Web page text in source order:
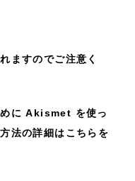
ますのでご注意く
めに Akismet を使っ
法の詳細はこちらを